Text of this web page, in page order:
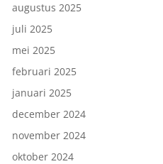
augustus 2025
juli 2025
mei 2025
februari 2025
januari 2025
december 2024
november 2024
oktober 2024